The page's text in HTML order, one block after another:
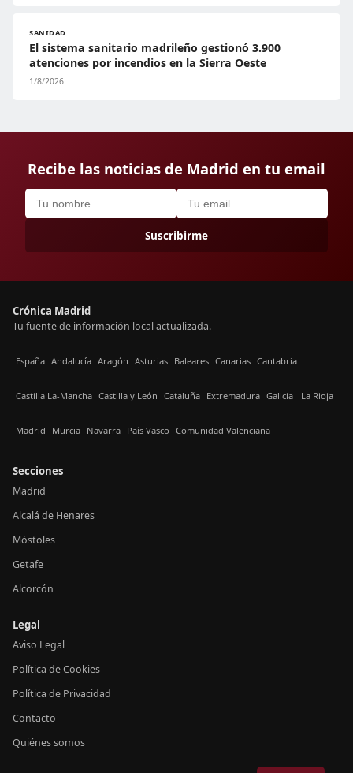
SANIDAD
El sistema sanitario madrileño gestionó 3.900
atenciones por incendios en la Sierra Oeste
1/8/2026
Recibe las noticias de Madrid en tu email
Suscribirme
Crónica Madrid
Tu fuente de información local actualizada.
España Andalucía Aragón Asturias Baleares Canarias Cantabria
Castilla La-Mancha Castilla y León Cataluña Extremadura Galicia La Rioja
Madrid Murcia Navarra País Vasco Comunidad Valenciana
Secciones
Madrid
Alcalá de Henares
Móstoles
Getafe
Alcorcón
Legal
Aviso Legal
Política de Cookies
Política de Privacidad
Contacto
Quiénes somos